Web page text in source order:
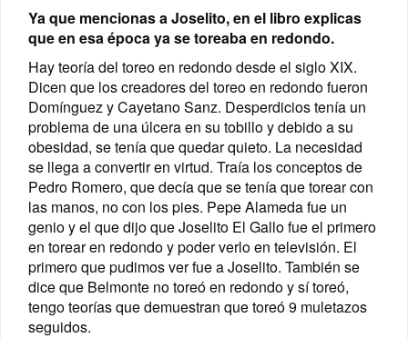
Ya que mencionas a Joselito, en el libro explicas
que en esa época ya se toreaba en redondo.
Hay teoría del toreo en redondo desde el siglo XIX.
Dicen que los creadores del toreo en redondo fueron
Domínguez y Cayetano Sanz. Desperdicios tenía un
problema de una úlcera en su tobillo y debido a su
obesidad, se tenía que quedar quieto. La necesidad
se llega a convertir en virtud. Traía los conceptos de
Pedro Romero, que decía que se tenía que torear con
las manos, no con los pies. Pepe Alameda fue un
genio y el que dijo que Joselito El Gallo fue el primero
en torear en redondo y poder verlo en televisión. El
primero que pudimos ver fue a Joselito. También se
dice que Belmonte no toreó en redondo y sí toreó,
tengo teorías que demuestran que toreó 9 muletazos
seguidos.